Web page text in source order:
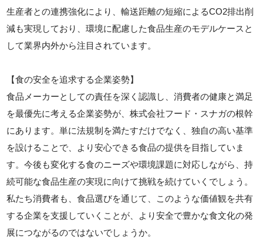
生産者との連携強化により、輸送距離の短縮によるCO2排出削
減も実現しており、環境に配慮した食品生産のモデルケースと
して業界内外から注目されています。
【食の安全を追求する企業姿勢】
食品メーカーとしての責任を深く認識し、消費者の健康と満足
を最優先に考える企業姿勢が、株式会社フード・スナガの根幹
にあります。単に法規制を満たすだけでなく、独自の高い基準
を設けることで、より安心できる食品の提供を目指していま
す。今後も変化する食のニーズや環境課題に対応しながら、持
続可能な食品生産の実現に向けて挑戦を続けていくでしょう。
私たち消費者も、食品選びを通じて、このような価値観を共有
する企業を支援していくことが、より安全で豊かな食文化の発
展につながるのではないでしょうか。